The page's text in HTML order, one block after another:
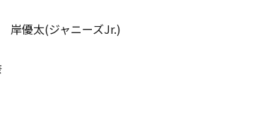
優太(ジャニーズJr.)